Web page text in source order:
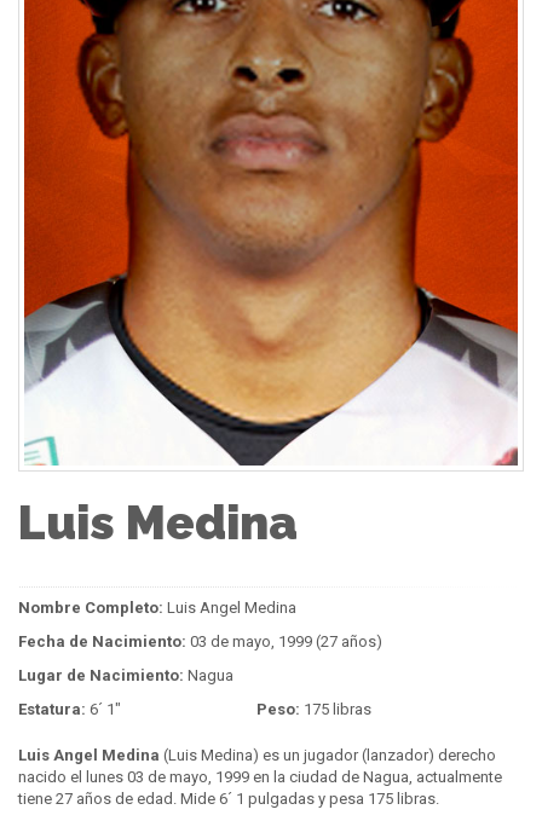
Luis Medina
Nombre Completo: Luis Angel Medina
Fecha de Nacimiento: 03 de mayo, 1999 (27 años)
Lugar de Nacimiento: Nagua
Estatura: 6´ 1" Peso: 175 libras
Luis Angel Medina (Luis Medina) es un jugador (lanzador) derecho
nacido el lunes 03 de mayo, 1999 en la ciudad de Nagua, actualmente
tiene 27 años de edad. Mide 6´ 1 pulgadas y pesa 175 libras.